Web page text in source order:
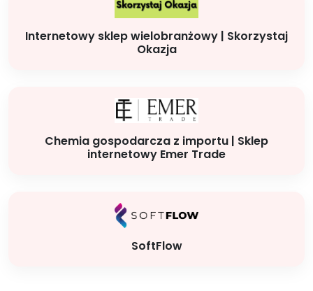
Internetowy sklep wielobranżowy | Skorzystaj
Okazja
Chemia gospodarcza z importu | Sklep
internetowy Emer Trade
SoftFlow